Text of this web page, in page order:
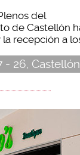
del
de Castellón
recepción a
- 26, Castellón